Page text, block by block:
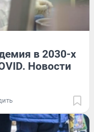
в 2030-х
Новости